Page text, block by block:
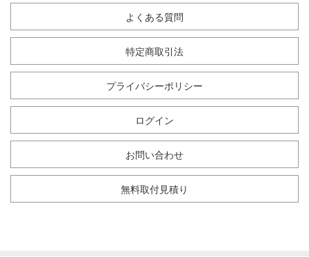
よくある質問
特定商取引法
プライバシーポリシー
ログイン
お問い合わせ
無料取付見積り